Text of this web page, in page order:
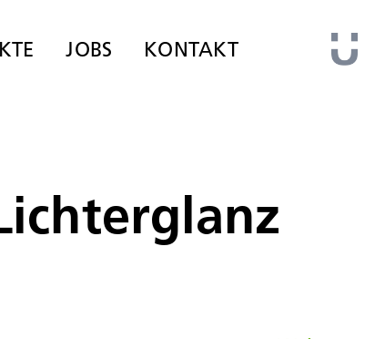
JOBS KONTAKT